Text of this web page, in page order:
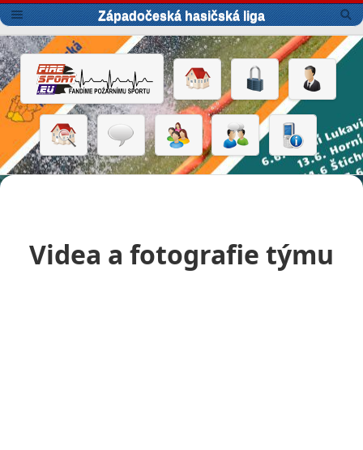
Západočeská hasičská liga
Videa a fotografie týmu